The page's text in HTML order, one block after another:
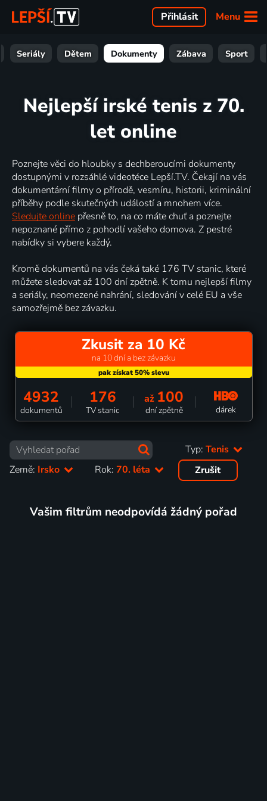
Menu
Přihlásit
Seriály Dětem Dokumenty Zábava Sport
Nejlepší irské tenis z 70.
let online
Poznejte věci do hloubky s dechberoucími dokumenty
dostupnými v rozsáhlé videotéce Lepší.TV. Čekají na vás
dokumentární filmy o přírodě, vesmíru, historii, kriminální
příběhy podle skutečných událostí a mnohem více.
Sledujte online přesně to, na co máte chuť a poznejte
nepoznané přímo z pohodlí vašeho domova. Z pestré
nabídky si vybere každý.
Kromě dokumentů na vás čeká také 176 TV stanic, které
můžete sledovat až 100 dní zpětně. K tomu nejlepší filmy
a seriály, neomezené nahrání, sledování v celé EU a vše
samozřejmě bez závazku.
Zkusit za 10 Kč
na 10 dní a bez závazku
4932
dokumentů
176
TV stanic
až 100
dní zpětně dárek
Typ: Tenis
Země: Irsko Rok:70. léta Zrušit
Vašim filtrům neodpovídá žádný pořad